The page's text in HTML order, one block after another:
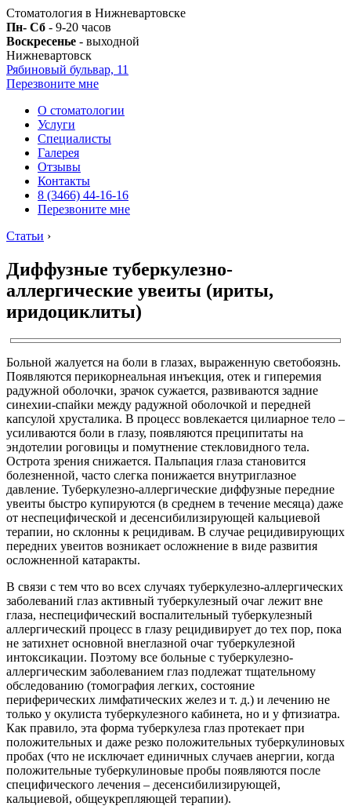
Стоматология в Нижневартовске
Пн- Сб - 9-20 часов
Воскресенье - выходной
Нижневартовск
Рябиновый бульвар, 11
Перезвоните мне
О стоматологии
Услуги
Специалисты
Галерея
Отзывы
Контакты
8 (3466) 44-16-16
Перезвоните мне
Статьи ›
Диффузные туберкулезно-
аллергические увеиты (ириты,
иридоциклиты)
Больной жалуется на боли в глазах, выраженную светобоязнь.
Появляются перикорнеальная инъекция, отек и гиперемия
радужной оболочки, зрачок сужается, развиваются задние
синехии-спайки между радужной оболочкой и передней
капсулой хрусталика. В процесс вовлекается цилиарное тело –
усиливаются боли в глазу, появляются преципитаты на
эндотелии роговицы и помутнение стекловидного тела.
Острота зрения снижается. Пальпация глаза становится
болезненной, часто слегка понижается внутриглазное
давление. Туберкулезно-аллергические диффузные передние
увеиты быстро купируются (в среднем в течение месяца) даже
от неспецифической и десенсибилизирующей кальциевой
терапии, но склонны к рецидивам. В случае рецидивирующих
передних увеитов возникает осложнение в виде развития
осложненной катаракты.
В связи с тем что во всех случаях туберкулезно-аллергических
заболеваний глаз активный туберкулезный очаг лежит вне
глаза, неспецифический воспалительный туберкулезный
аллергический процесс в глазу рецидивирует до тех пор, пока
не затихнет основной внеглазной очаг туберкулезной
интоксикации. Поэтому все больные с туберкулезно-
аллергическим заболеванием глаз подлежат тщательному
обследованию (томография легких, состояние
периферических лимфатических желез и т. д.) и лечению не
только у окулиста туберкулезного кабинета, но и у фтизиатра.
Как правило, эта форма туберкулеза глаз протекает при
положительных и даже резко положительных туберкулиновых
пробах (что не исключает единичных случаев анергии, когда
положительные туберкулиновые пробы появляются после
специфического лечения – десенсибилизирующей,
кальциевой, общеукрепляющей терапии).